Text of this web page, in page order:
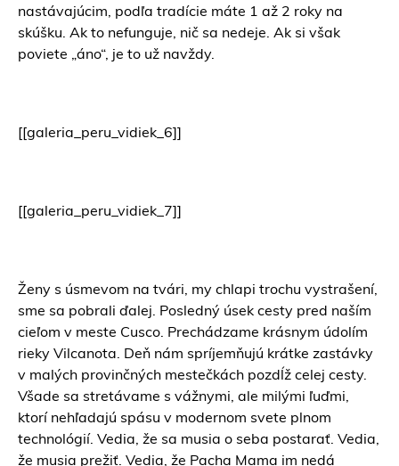
nastávajúcim, podľa tradície máte 1 až 2 roky na
skúšku. Ak to nefunguje, nič sa nedeje. Ak si však
poviete „áno“, je to už navždy.
[[galeria_peru_vidiek_6]]
[[galeria_peru_vidiek_7]]
Ženy s úsmevom na tvári, my chlapi trochu vystrašení,
sme sa pobrali ďalej. Posledný úsek cesty pred naším
cieľom v meste Cusco. Prechádzame krásnym údolím
rieky Vilcanota. Deň nám spríjemňujú krátke zastávky
v malých provinčných mestečkách pozdĺž celej cesty.
Všade sa stretávame s vážnymi, ale milými ľuďmi,
ktorí nehľadajú spásu v modernom svete plnom
technológií. Vedia, že sa musia o seba postarať. Vedia,
že musia prežiť. Vedia, že Pacha Mama im nedá